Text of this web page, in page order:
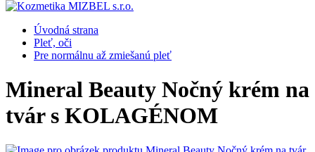
Úvodná strana
Pleť, oči
Pre normálnu až zmiešanú pleť
Mineral Beauty Nočný krém na
tvár s KOLAGÉNOM